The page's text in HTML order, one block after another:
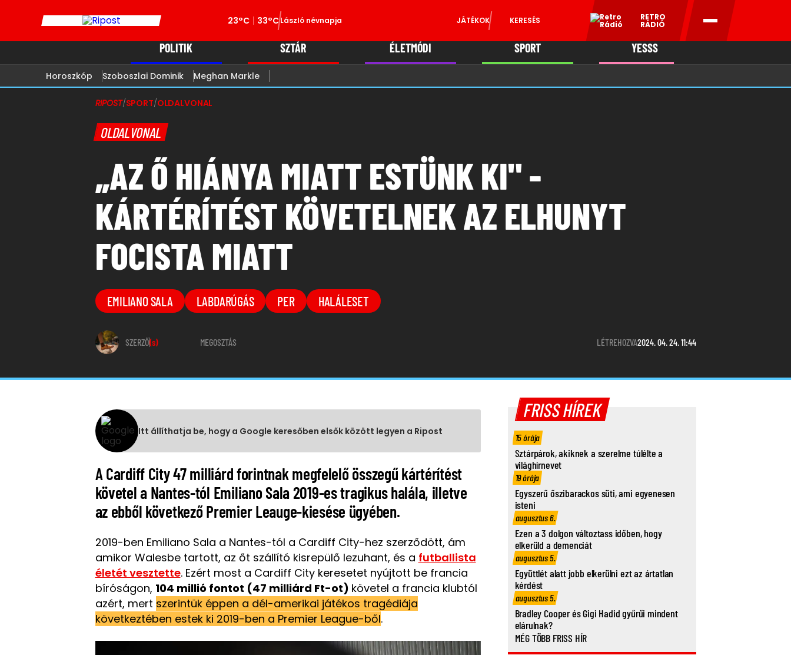
23°C 33°CLászló névnapja JÁTÉKOK KERESÉS RETRO
RÁDIÓ
POLITIK SZTÁR ÉLETMÓDI SPORT YESSS
Horoszkóp Szoboszlai Dominik Meghan Markle
RIPOST/SPORT/OLDALVONAL
OLDALVONAL
„AZ Ő HIÁNYA MIATT ESTÜNK KI" -
KÁRTÉRÍTÉST KÖVETELNEK AZ ELHUNYT
FOCISTA MIATT
EMILIANO SALA LABDARÚGÁS PER HALÁLESET
SZERZŐ(s) MEGOSZTÁS LÉTREHOZVA2024. 04. 24. 11:44
Itt állíthatja be, hogy a Google keresőben elsők között legyen a Ripost
A Cardiff City 47 milliárd forintnak megfelelő összegű kártérítést
követel a Nantes-tól Emiliano Sala 2019-es tragikus halála, illetve
az ebből következő Premier Leauge-kiesése ügyében.
2019-ben Emiliano Sala a Nantes-tól a Cardiff City-hez szerződött, ám
amikor Walesbe tartott, az őt szállító kisrepülő lezuhant, és a futballista
életét vesztette. Ezért most a Cardiff City keresetet nyújtott be francia
bíróságon, 104 millió fontot (47 milliárd Ft-ot) követel a francia klubtól
azért, mert szerintük éppen a dél-amerikai játékos tragédiája
következtében estek ki 2019-ben a Premier League-ből.
FRISS HÍREK
15 órája
Sztárpárok, akiknek a szerelme túlélte a
világhírnevet
19 órája
Egyszerű őszibarackos süti, ami egyenesen
isteni
augusztus 6.
Ezen a 3 dolgon változtass időben, hogy
elkerüld a demenciát
augusztus 5.
Együttlét alatt jobb elkerülni ezt az ártatlan
kérdést
augusztus 5.
Bradley Cooper és Gigi Hadid gyűrűi mindent
elárulnak?
MÉG TÖBB FRISS HÍR